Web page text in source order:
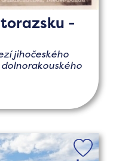
-
jihočeského